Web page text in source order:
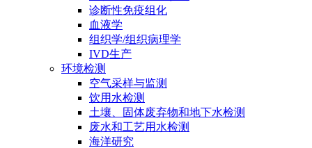
诊断性免疫组化
血液学
组织学/组织病理学
IVD生产
环境检测
空气采样与监测
饮用水检测
土壤、固体废弃物和地下水检测
废水和工艺用水检测
海洋研究